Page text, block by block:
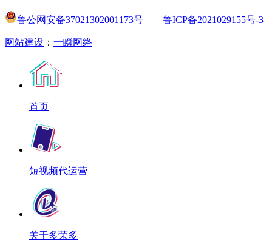
鲁公网安备37021302001173号 鲁ICP备2021029155号-3
网站建设 ： 一瞬网络
首页
短视频代运营
关于多荣多